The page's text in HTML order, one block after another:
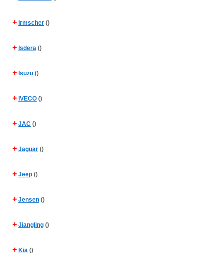
+ Irmscher ()
+ Isdera ()
+ Isuzu ()
+ IVECO ()
+ JAC ()
+ Jaguar ()
+ Jeep ()
+ Jensen ()
+ Jiangling ()
+ Kia ()